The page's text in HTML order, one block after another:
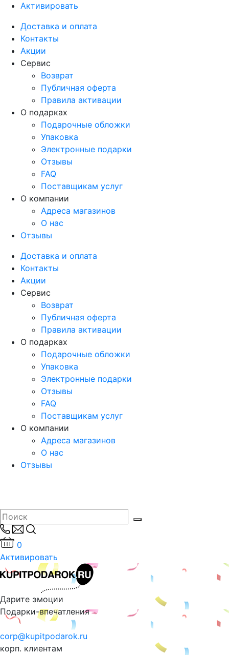
Активировать
Доставка и оплата
Контакты
Акции
Сервис
Возврат
Публичная оферта
Правила активации
О подарках
Подарочные обложки
Упаковка
Электронные подарки
Отзывы
FAQ
Поставщикам услуг
О компании
Адреса магазинов
О нас
Отзывы
Доставка и оплата
Контакты
Акции
Сервис
Возврат
Публичная оферта
Правила активации
О подарках
Подарочные обложки
Упаковка
Электронные подарки
Отзывы
FAQ
Поставщикам услуг
О компании
Адреса магазинов
О нас
Отзывы
0
Активировать
Дарите эмоции
Подарки-впечатления
corp@kupitpodarok.ru
корп. клиентам